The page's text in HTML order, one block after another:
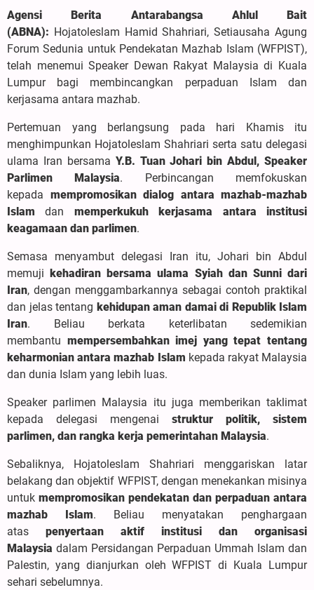
Agensi Berita Antarabangsa Ahlul Bait
(ABNA): Hojatoleslam Hamid Shahriari, Setiausaha Agung
Forum Sedunia untuk Pendekatan Mazhab Islam (WFPIST),
telah menemui Speaker Dewan Rakyat Malaysia di Kuala
Lumpur bagi membincangkan perpaduan Islam dan
kerjasama antara mazhab.
Pertemuan yang berlangsung pada hari Khamis itu
menghimpunkan Hojatoleslam Shahriari serta satu delegasi
ulama Iran bersama Y.B. Tuan Johari bin Abdul, Speaker
Parlimen Malaysia. Perbincangan memfokuskan
kepada mempromosikan dialog antara mazhab-mazhab
Islam dan memperkukuh kerjasama antara institusi
keagamaan dan parlimen.
Semasa menyambut delegasi Iran itu, Johari bin Abdul
memuji
kehadiran bersama ulama Syiah dan Sunni dari
Iran, dengan menggambarkannya sebagai contoh praktikal
dan jelas tentang kehidupan aman damai di Republik Islam
Iran. Beliau berkata keterlibatan sedemikian
membantu mempersembahkan imej yang tepat tentang
keharmonian antara mazhab Islam kepada rakyat Malaysia
dan dunia Islam yang lebih luas.
Speaker parlimen Malaysia itu juga memberikan taklimat
kepada delegasi mengenai struktur politik, sistem
parlimen, dan rangka kerja pemerintahan Malaysia.
Sebaliknya, Hojatoleslam Shahriari menggariskan latar
belakang dan objektif WFPIST, dengan menekankan misinya
untuk mempromosikan pendekatan dan perpaduan antara
mazhab Islam. Beliau menyatakan penghargaan
atas penyertaan aktif institusi dan organisasi
Malaysia dalam Persidangan Perpaduan Ummah Islam dan
Palestin, yang dianjurkan oleh WFPIST di Kuala Lumpur
sehari sebelumnya.